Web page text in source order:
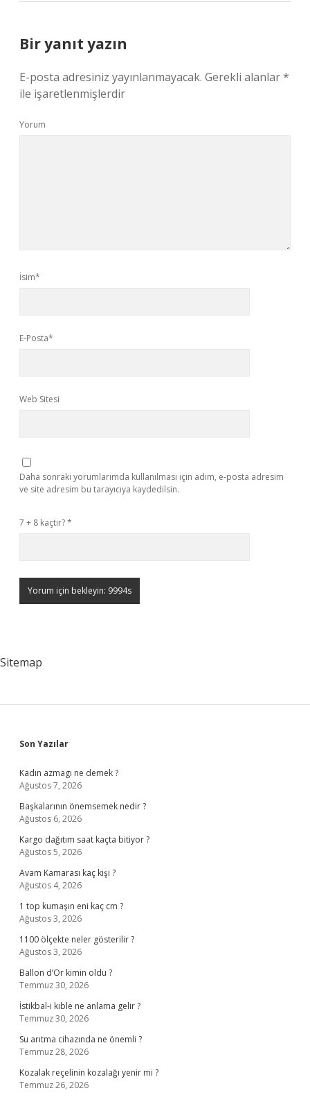
Bir yanıt yazın
E-posta adresiniz yayınlanmayacak. Gerekli alanlar*
ile işaretlenmişlerdir
Yorum
İsim*
E-Posta*
Web Sitesi
Daha sonraki yorumlarımda kullanılması için adım, e-posta adresim
ve site adresim bu tarayıcıya kaydedilsin.
7 + 8 kaçtır?*
Sitemap
Sidebar
Son Yazılar
Kadın azmagı ne demek ?
Ağustos 7, 2026
Başkalarının önemsemek nedir ?
Ağustos 6, 2026
Kargo dağıtım saat kaçta bitiyor ?
Ağustos 5, 2026
Avam Kamarası kaç kişi ?
Ağustos 4, 2026
1 top kumaşın eni kaç cm ?
Ağustos 3, 2026
1100 ölçekte neler gösterilir ?
Ağustos 3, 2026
Ballon d’Or kimin oldu ?
Temmuz 30, 2026
İstikbal-i kıble ne anlama gelir ?
Temmuz 30, 2026
Su arıtma cihazında ne önemli ?
Temmuz 28, 2026
Kozalak reçelinin kozalağı yenir mi ?
Temmuz 26, 2026